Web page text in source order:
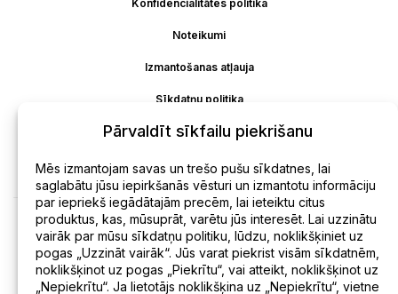
Konfidencialitātes politika
Noteikumi
Izmantošanas atļauja
Sīkdatņu politika
Atteikšanās
Atmaksa
Pārvaldīt sīkfailu piekrišanu
Mēs izmantojam savas un trešo pušu sīkdatnes, lai
saglabātu jūsu iepirkšanās vēsturi un izmantotu informāciju
par iepriekš iegādātajām precēm, lai ieteiktu citus
produktus, kas, mūsuprāt, varētu jūs interesēt. Lai uzzinātu
vairāk par mūsu sīkdatņu politiku, lūdzu, noklikšķiniet uz
pogas „Uzzināt vairāk“. Jūs varat piekrist visām sīkdatnēm,
noklikšķinot uz pogas „Piekrītu“, vai atteikt, noklikšķinot uz
„Nepiekrītu“. Ja lietotājs noklikšķina uz „Nepiekrītu“, vietne